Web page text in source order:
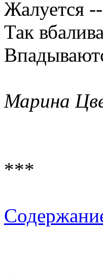
Жалуется
Так
Марина
***